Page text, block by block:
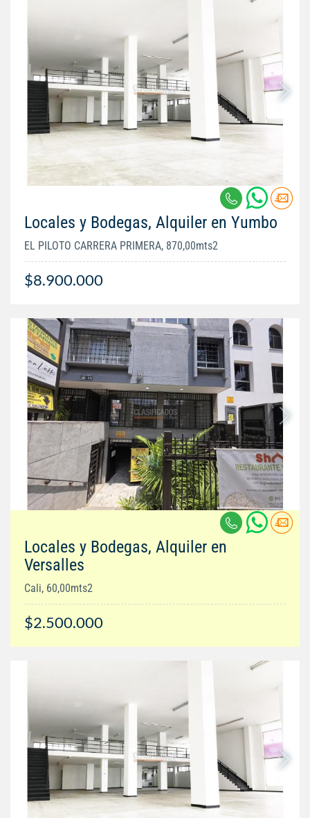
Locales y Bodegas, Alquiler en Yumbo
EL PILOTO CARRERA PRIMERA, 870,00mts2
$8.900.000
Locales y Bodegas, Alquiler en
Versalles
Cali, 60,00mts2
$2.500.000